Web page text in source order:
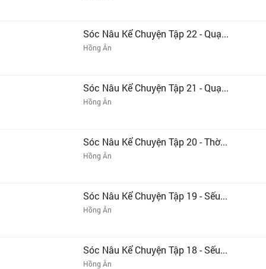
Sóc Nâu Kể Chuyện Tập 22 - Quạ...
Hồng Ân
Sóc Nâu Kể Chuyện Tập 21 - Quạ...
Hồng Ân
Sóc Nâu Kể Chuyện Tập 20 - Thờ...
Hồng Ân
Sóc Nâu Kể Chuyện Tập 19 - Sếu...
Hồng Ân
Sóc Nâu Kể Chuyện Tập 18 - Sếu...
Hồng Ân